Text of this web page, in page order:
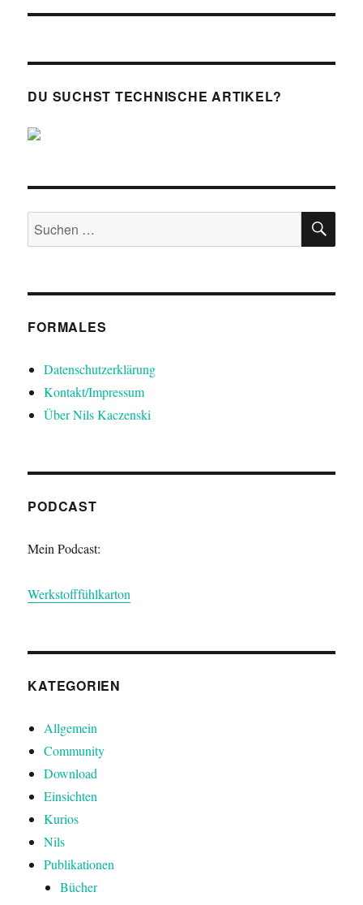
DU SUCHST TECHNISCHE ARTIKEL?
Suchen
nach:
FORMALES
Datenschutzerklärung
Kontakt/Impressum
Über Nils Kaczenski
PODCAST
Mein Podcast:
Werkstofffühlkarton
KATEGORIEN
Allgemein
Community
Download
Einsichten
Kurios
Nils
Publikationen
Bücher